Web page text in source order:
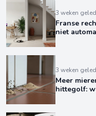
3 weken
Franse
niet
3 weken
Meer
hittegolf: